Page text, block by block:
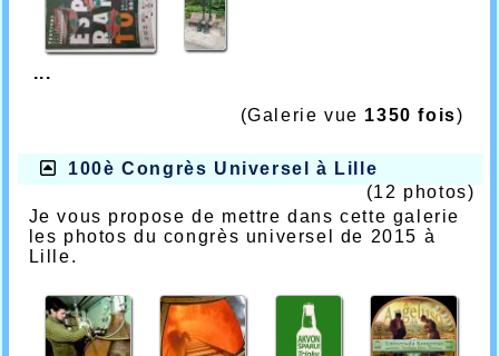
...
(Galerie vue 1350 fois)
100è Congrès Universel à Lille
(12 photos)
Je vous propose de mettre dans cette galerie
les photos du congrès universel de 2015 à
Lille.